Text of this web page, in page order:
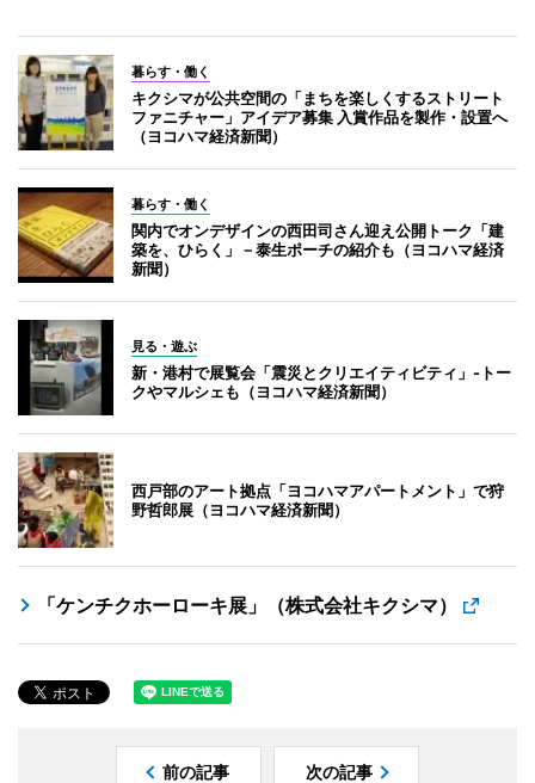
暮らす・働く
キクシマが公共空間の「まちを楽しくするストリート
ファニチャー」アイデア募集 入賞作品を製作・設置へ
（ヨコハマ経済新聞）
暮らす・働く
関内でオンデザインの西田司さん迎え公開トーク「建
築を、ひらく」－泰生ポーチの紹介も（ヨコハマ経済
新聞）
見る・遊ぶ
新・港村で展覧会「震災とクリエイティビティ」-トー
クやマルシェも（ヨコハマ経済新聞）
西戸部のアート拠点「ヨコハマアパートメント」で狩
野哲郎展（ヨコハマ経済新聞）
「ケンチクホーローキ展」（株式会社キクシマ）
前の記事 次の記事